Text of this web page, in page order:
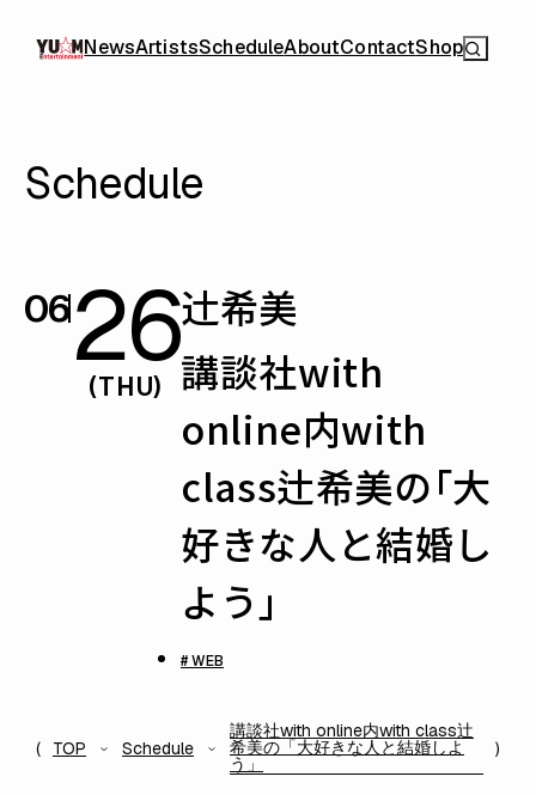
NewsArtistsScheduleAboutContactShop
Schedule
0626
(THU)
辻󠄀希美
講談社with
online内with
class辻希美の「大
好きな人と結婚し
よう」
# WEB
TOP Schedule
講談社with online内with class辻
希美の「大好きな人と結婚しよ
う」